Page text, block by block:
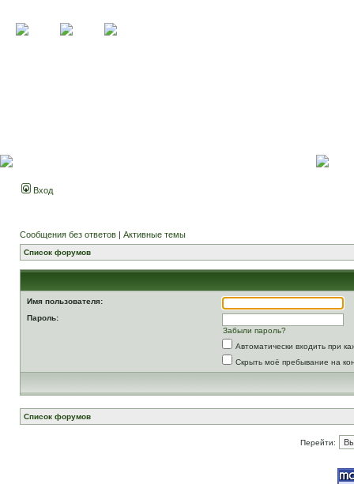
Вход
Сообщения без ответов | Активные темы
Список форумов
Имя пользователя:
Пароль:
Забыли пароль?
Автоматически входить при
Скрыть моё пребывание на
Список форумов
Перейти: